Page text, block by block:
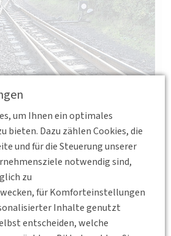
um Ihnen ein optimales
bieten. Dazu zählen Cookies, die
und für die Steuerung unserer
notwendig sind,
zu
für Komforteinstellungen
Inhalte genutzt
entscheiden, welche
Rostock
BV
– Resilienz von Güter- und
von Generalsanierungen